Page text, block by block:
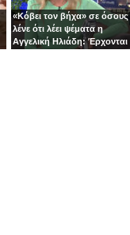
«Κόβει τον βήχα» σε όσους
λένε ότι λέει ψέματα η
Αγγελική Ηλιάδη: Έρχονται